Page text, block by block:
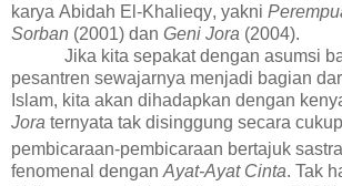
karya Abidah El-Khalieqy, yakni
Sorban (2001) dan Geni Jora (2004).
Jika kita sepakat dengan asumsi
pesantren sewajarnya menjadi bagian
Islam, kita akan dihadapkan dengan
Jora ternyata tak disinggung secara
pembicaraan-pembicaraan bertajuk
fenomenal dengan Ayat-Ayat Cinta. Tak